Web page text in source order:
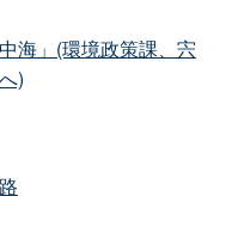
海」(環境政策課、宍
)